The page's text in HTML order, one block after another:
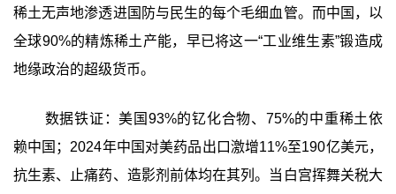
稀土无声地渗透进国防与民生的每个毛细血管。而中国，以
全球90%的精炼稀土产能，早已将这一“工业维生素”锻造成
地缘政治的超级货币。
数据铁证：美国93%的钇化合物、75%的中重稀土依
赖中国；2024年中国对美药品出口激增11%至190亿美元，
抗生素、止痛药、造影剂前体均在其列。当白宫挥舞关税大